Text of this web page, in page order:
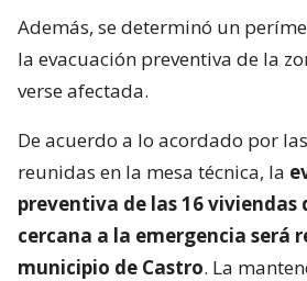
Además, se determinó un
la evacuación preventiva de la
verse afectada.
De acuerdo a lo acordado por
reunidas en la mesa técnica, la
preventiva de las 16 viviendas
cercana a la emergencia será
municipio de Castro. La